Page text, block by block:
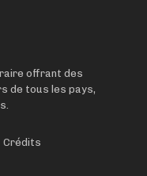
offrant des
de tous les pays,
Crédits